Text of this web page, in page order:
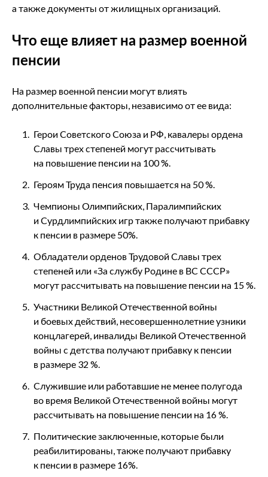
а также документы от жилищных организаций.
Что еще влияет на размер военной
пенсии
На размер военной пенсии могут влиять
дополнительные факторы, независимо от ее вида:
Герои Советского Союза и РФ, кавалеры ордена
Славы трех степеней могут рассчитывать
на повышение пенсии на 100 %.
Героям Труда пенсия повышается на 50 %.
Чемпионы Олимпийских, Паралимпийских
и Сурдлимпийских игр также получают прибавку
к пенсии в размере 50%.
Обладатели орденов Трудовой Славы трех
степеней или «За службу Родине в ВС СССР»
могут рассчитывать на повышение пенсии на 15 %.
Участники Великой Отечественной войны
и боевых действий, несовершеннолетние узники
концлагерей, инвалиды Великой Отечественной
войны с детства получают прибавку к пенсии
в размере 32 %.
Служившие или работавшие не менее полугода
во время Великой Отечественной войны могут
рассчитывать на повышение пенсии на 16 %.
Политические заключенные, которые были
реабилитированы, также получают прибавку
к пенсии в размере 16%.